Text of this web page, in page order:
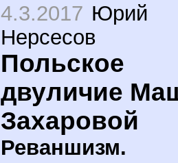
4.3.2017 Юрий
Нерсесов
Польское
двуличие
Захаровой
Реваншизм.